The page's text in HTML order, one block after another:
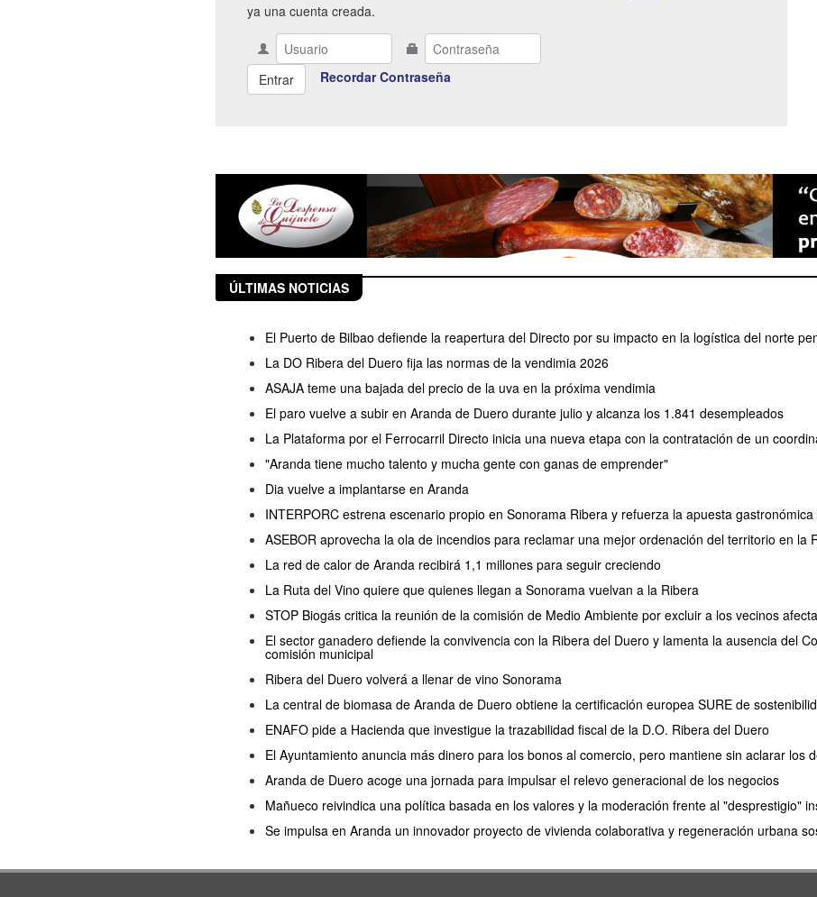
ya una cuenta creada.
Recordar Contraseña
ÚLTIMAS NOTICIAS
El Puerto de Bilbao defiende la reapertura del Directo por su impacto en la logística del norte
La DO Ribera del Duero fija las normas de la vendimia 2026
ASAJA teme una bajada del precio de la uva en la próxima vendimia
El paro vuelve a subir en Aranda de Duero durante julio y alcanza los 1.841 desempleados
La Plataforma por el Ferrocarril Directo inicia una nueva etapa con la contratación de un
"Aranda tiene mucho talento y mucha gente con ganas de emprender"
Dia vuelve a implantarse en Aranda
INTERPORC estrena escenario propio en Sonorama Ribera y refuerza la apuesta
ASEBOR aprovecha la ola de incendios para reclamar una mejor ordenación del territorio en la
La red de calor de Aranda recibirá 1,1 millones para seguir creciendo
La Ruta del Vino quiere que quienes llegan a Sonorama vuelvan a la Ribera
STOP Biogás critica la reunión de la comisión de Medio Ambiente por excluir a los vecinos
El sector ganadero defiende la convivencia con la Ribera del Duero y lamenta la ausencia del
comisión municipal
Ribera del Duero volverá a llenar de vino Sonorama
La central de biomasa de Aranda de Duero obtiene la certificación europea SURE de
ENAFO pide a Hacienda que investigue la trazabilidad fiscal de la D.O. Ribera del Duero
El Ayuntamiento anuncia más dinero para los bonos al comercio, pero mantiene sin aclarar los
Aranda de Duero acoge una jornada para impulsar el relevo generacional de los negocios
Mañueco reivindica una política basada en los valores y la moderación frente al "desprestigio"
Se impulsa en Aranda un innovador proyecto de vivienda colaborativa y regeneración urbana